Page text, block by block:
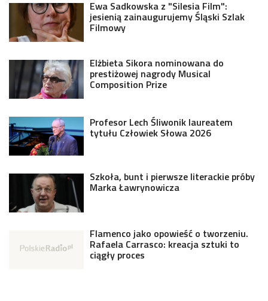
Ewa Sadkowska z "Silesia Film":
jesienią zainaugurujemy Śląski Szlak
Filmowy
Elżbieta Sikora nominowana do
prestiżowej nagrody Musical
Composition Prize
Profesor Lech Śliwonik laureatem
tytułu Człowiek Słowa 2026
Szkoła, bunt i pierwsze literackie próby
Marka Ławrynowicza
Flamenco jako opowieść o tworzeniu.
Rafaela Carrasco: kreacja sztuki to
ciągły proces